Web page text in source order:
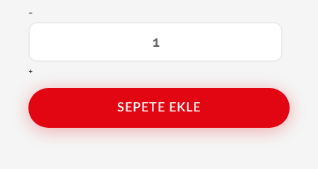
-
+
SEPETE EKLE